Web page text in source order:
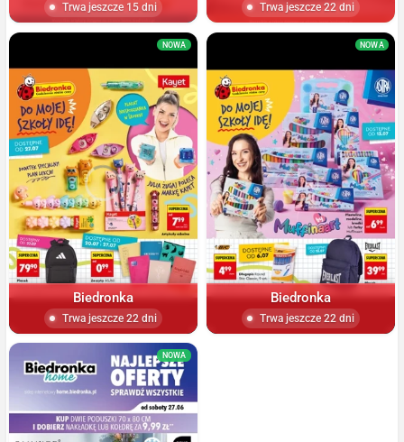
Trwa jeszcze 15 dni Trwa jeszcze 22 dni
NOWA
Biedronka
Trwa jeszcze 22 dni
NOWA
Biedronka
Trwa jeszcze 22 dni
NOWA